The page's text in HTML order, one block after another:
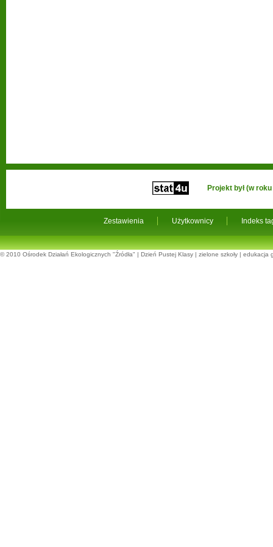
Zestawienia Użytkownicy Indeks
Projekt był (w
© 2010 Ośrodek Działań Ekologicznych "Źródła" | Dzień Pustej Klasy | zielone szkoły | edukacja